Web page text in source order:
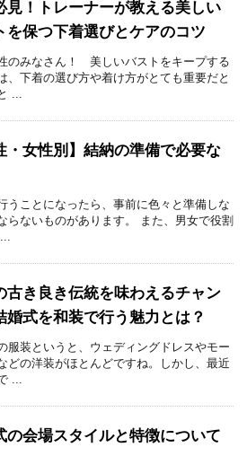
見！トレーナーが教える美しい
を保つ下着選びとケアのコツ
のみなさん！ 美しいバストをキープする
、下着の選び方や着け方がとても重要だと
...
・女性別】結納の準備で必要な
うことになったら、事前に色々と準備しな
らないものがあります。 また、男女で役割
古き良き伝統を味わえるチャン
婚式を和装で行う魅力とは？
服装というと、ウェディングドレスやモー
どの洋装がほとんどですね。しかし、最近
...
の会場スタイルと特徴について